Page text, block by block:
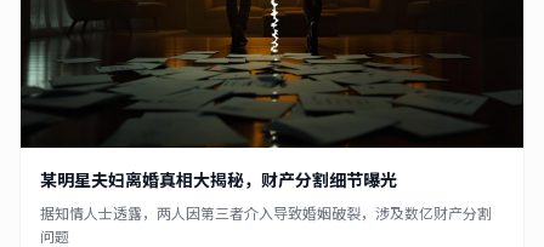
某明星夫妇离婚真相大揭秘，财产分割细节曝光
据知情人士透露，两人因第三者介入导致婚姻破裂，涉及数亿财产分割
问题